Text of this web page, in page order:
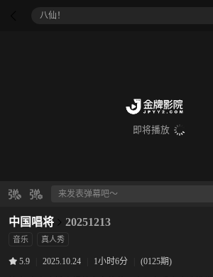
八仙！
即将播放
中国唱将 20251213
音乐 真人秀
5.9 2025.10.24 1小时6分 (0125期)